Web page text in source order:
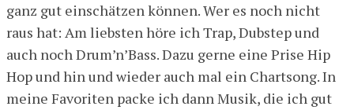
ganz gut einschätzen können. Wer es noch nicht
raus hat: Am liebsten höre ich Trap, Dubstep und
auch noch Drum’n’Bass. Dazu gerne eine Prise Hip
Hop und hin und wieder auch mal ein Chartsong. In
meine Favoriten packe ich dann Musik, die ich gut